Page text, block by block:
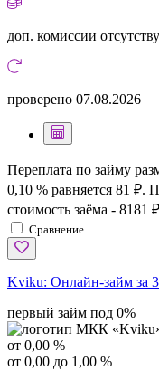
доп. комиссии
проверено 07.08.2026
Переплата по займу
0,10 % равняется 81 ₽.
стоимость заёма - 8181
Сравнение
Kviku: Онлайн-займ за
первый займ под 0%
от 0,00 %
от 0,00 до 1,00 %